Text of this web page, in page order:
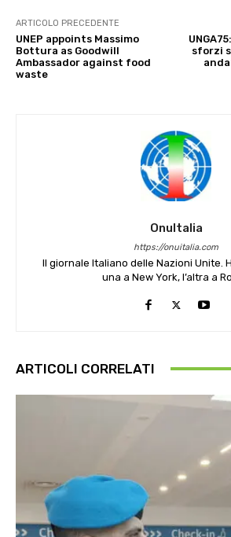
ARTICOLO PRECEDENTE
UNEP appoints Massimo
Bottura as Goodwill
Ambassador against food
waste
sforzi
OnuItalia
https://onuitalia.com
Il giornale Italiano delle Nazioni Unite.
una a New York, l’altra a
ARTICOLI CORRELATI